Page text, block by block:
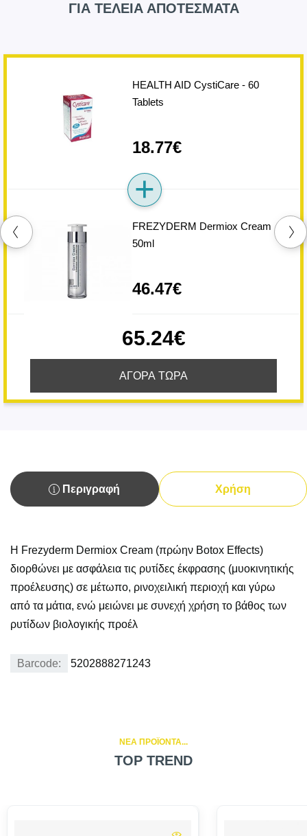
ΓΙΑ ΤΕΛΕΙΑ ΑΠΟΤΕΣΜΑΤΑ
HEALTH AID CystiCare - 60
Tablets
18.77€
FREZYDERM Dermiox Cream
50ml
46.47€
65.24€
ΑΓΟΡΑ ΤΩΡΑ
Περιγραφή Χρήση
H Frezyderm Dermiox Cream (πρώην Botox Effects)
διορθώνει με ασφάλεια τις ρυτίδες έκφρασης (μυοκινητικής
προέλευσης) σε μέτωπο, ρινοχειλική περιοχή και γύρω
από τα μάτια, ενώ μειώνει με συνεχή χρήση το βάθος των
ρυτίδων βιολογικής προέλ
Barcode: 5202888271243
NEA ΠΡΟΪΟΝΤΑ...
TOP TREND